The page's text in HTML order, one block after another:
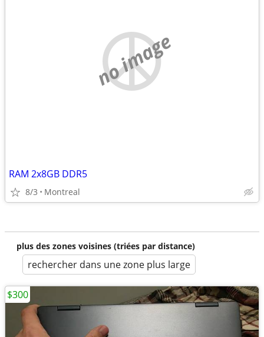
no image
RAM 2x8GB DDR5
8/3 Montreal
plus des zones voisines (triées par distance)
rechercher dans une zone plus large
$300